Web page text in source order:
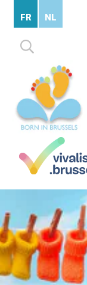
contenu
principal
Rechercher :
FR NL